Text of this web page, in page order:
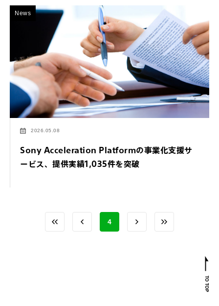
News
2026.05.08
Sony Acceleration Platformの事業化支援サ
ービス、提供実績1,035件を突破
4